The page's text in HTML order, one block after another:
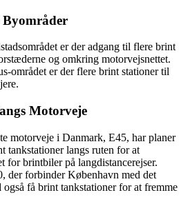
er der adgang til flere brint
og omkring motorvejsnettet.
området er der flere brint stationer til
Motorveje
motorveje i Danmark, E45, har planer
tankstationer langs ruten for at
for brintbiler på langdistancerejser.
der forbinder København med det
få brint tankstationer for at fremme